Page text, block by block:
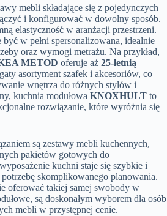
mebli składające się z pojedynczych
i konfigurować w dowolny sposób.
elastyczność w aranżacji przestrzeni.
w pełni spersonalizowana, idealnie
oraz wymogi metrażu. Na przykład,
METOD oferuje aż 25-letnią
asortyment szafek i akcesoriów, co
wnętrza do różnych stylów i
kuchnia modułowa KNOXHULT to
rozwiązanie, które wyróżnia się
są zestawy mebli kuchennych,
pakietów gotowych do
kuchni staje się szybkie i
skomplikowanego planowania.
oferować takiej samej swobody w
są doskonałym wyborem dla osób
mebli w przystępnej cenie.